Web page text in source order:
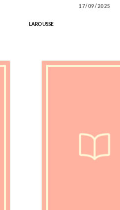
17/09/2025
LAROUSSE